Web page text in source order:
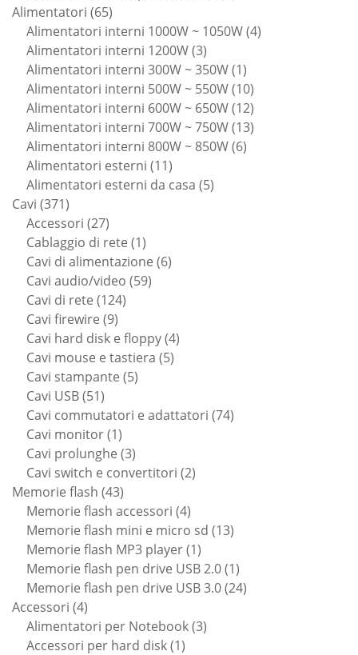
Alimentatori 6565
prodotti
Alimentatori interni 1000W ~ 1050W 44
Alimentatori interni 1200W 33
prodotti
Alimentatori interni 300W ~ 350W 11
prodotto
Alimentatori interni 500W ~ 550W 1010
prodotti
Alimentatori interni 600W ~ 650W 1212
prodotti
Alimentatori interni 700W ~ 750W 1313
Alimentatori interni 800W ~ 850W 66
Alimentatori esterni 1111
prodotti
Alimentatori esterni da casa 55
Cavi 371371
prodotti
Accessori 2727
prodotti
Cablaggio di rete 11
prodotto
Cavi di alimentazione 66
Cavi audio/video 5959
Cavi di rete 124124
Cavi firewire 99
prodotti
Cavi hard disk e floppy 44
Cavi mouse e tastiera 55
Cavi stampante 55
Cavi USB 5151
prodotti
Cavi commutatori e adattatori 7474
Cavi monitor 11
prodotto
Cavi prolunghe 33
prodotti
Cavi switch e convertitori 22
Memorie flash 4343
prodotti
Memorie flash accessori 44
prodotti
Memorie flash mini e micro sd 1313
Memorie flash MP3 player 11
prodotto
Memorie flash pen drive USB 2.0 11
prodotto
Memorie flash pen drive USB 3.0 2424
Accessori 44
prodotti
Alimentatori per Notebook 33
Accessori per hard disk 11